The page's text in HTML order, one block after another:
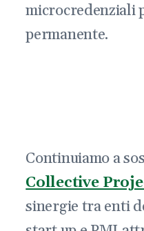
microcredenziali
permanente.
Continuiamo a
Collective
sinergie tra enti